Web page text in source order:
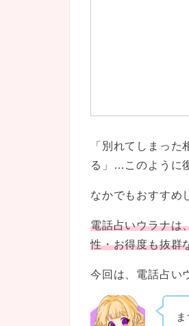
「別れてしまっ
る」…このように
なかでもおすすめ
電話占いウラナは
性・お得度も抜群
今回は、電話占い